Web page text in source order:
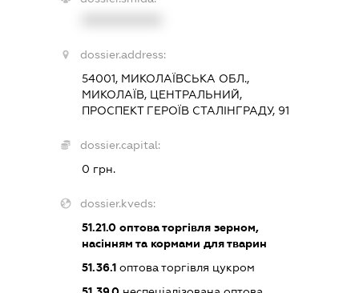
dossier.address:
54001, МИКОЛАЇВСЬКА ОБЛ.,
МИКОЛАЇВ, ЦЕНТРАЛЬНИЙ,
ПРОСПЕКТ ГЕРОЇВ СТАЛІНГРАДУ, 91
dossier.capital:
0 грн.
dossier.kveds:
51.21.0оптова торгівля зерном,
насінням та кормами для тварин
51.36.1оптова торгівля цукром